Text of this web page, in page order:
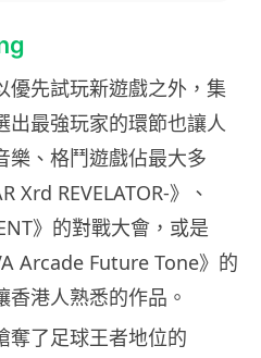
優先試玩新遊戲之外，集
出最強玩家的環節也讓人
樂、格鬥遊戲佔最大多
Xrd REVELATOR-》、
》的對戰大會，或是
Arcade Future Tone》的
港人熟悉的作品。
奪了足球王者地位的